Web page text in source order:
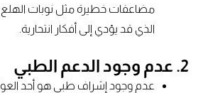
مضاعفات خطيرة مثل نوبات الهلع
الذي قد يؤدي إلى أفكار انتحارية.
2. عدم وجود الدعم الطبي
عدم وجود إشراف طبي هو أحد